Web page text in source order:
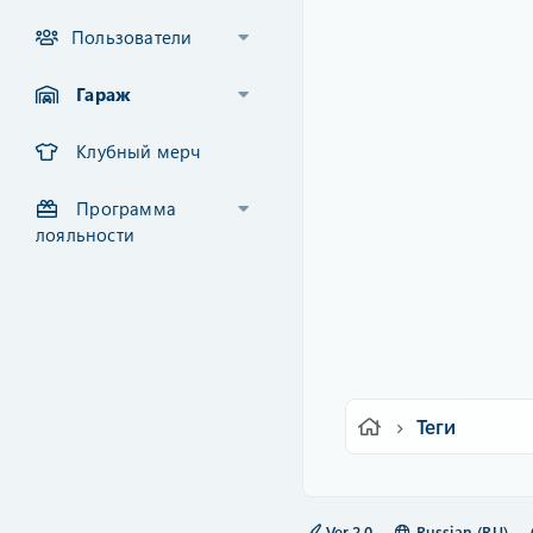
Пользователи
Гараж
Клубный мерч
Программа
лояльности
Теги